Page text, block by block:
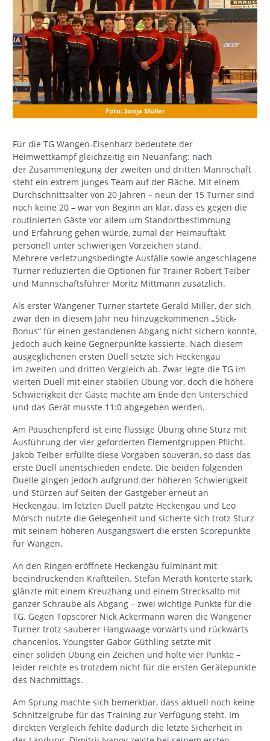
Foto: Sonja Müller
Für die TG Wangen-Eisenharz bedeutete der
Heimwettkampf gleichzeitig ein Neuanfang: nach
der Zusammenlegung der zweiten und dritten Mannschaft
steht ein extrem junges Team auf der Fläche. Mit einem
Durchschnittsalter von 20 Jahren – neun der 15 Turner sind
noch keine 20 – war von Beginn an klar, dass es gegen die
routinierten Gäste vor allem um Standortbestimmung
und Erfahrung gehen würde, zumal der Heimauftakt
personell unter schwierigen Vorzeichen stand.
Mehrere verletzungsbedingte Ausfälle sowie angeschlagene
Turner reduzierten die Optionen für Trainer Robert Teiber
und Mannschaftsführer Moritz Mittmann zusätzlich.
Als erster Wangener Turner startete Gerald Miller, der sich
zwar den in diesem Jahr neu hinzugekommenen „Stick-
Bonus“ für einen gestandenen Abgang nicht sichern konnte,
jedoch auch keine Gegnerpunkte kassierte. Nach diesem
ausgeglichenen ersten Duell setzte sich Heckengäu
im zweiten und dritten Vergleich ab. Zwar legte die TG im
vierten Duell mit einer stabilen Übung vor, doch die höhere
Schwierigkeit der Gäste machte am Ende den Unterschied
und das Gerät musste 11:0 abgegeben werden.
Am Pauschenpferd ist eine flüssige Übung ohne Sturz mit
Ausführung der vier geforderten Elementgruppen Pflicht.
Jakob Teiber erfüllte diese Vorgaben souverän, so dass das
erste Duell unentschieden endete. Die beiden folgenden
Duelle gingen jedoch aufgrund der höheren Schwierigkeit
und Stürzen auf Seiten der Gastgeber erneut an
Heckengäu. Im letzten Duell patzte Heckengäu und Leo
Mörsch nutzte die Gelegenheit und sicherte sich trotz Sturz
mit seinem höheren Ausgangswert die ersten Scorepunkte
für Wangen.
An den Ringen eröffnete Heckengäu fulminant mit
beeindruckenden Kraftteilen. Stefan Merath konterte stark,
glänzte mit einem Kreuzhang und einem Strecksalto mit
ganzer Schraube als Abgang – zwei wichtige Punkte für die
TG. Gegen Topscorer Nick Ackermann waren die Wangener
Turner trotz sauberer Hangwaage vorwärts und rückwärts
chancenlos. Youngster Gabor Güthling setzte mit
einer soliden Übung ein Zeichen und holte vier Punkte –
leider reichte es trotzdem nicht für die ersten Gerätepunkte
des Nachmittags.
Am Sprung machte sich bemerkbar, dass aktuell noch keine
Schnitzelgrube für das Training zur Verfügung steht. Im
direkten Vergleich fehlte dadurch die letzte Sicherheit in